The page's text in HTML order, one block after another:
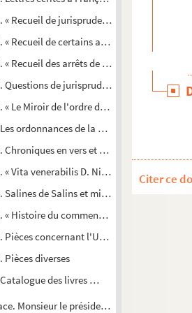
« Recueil de jurisprudence commencé le 1
« Recueil de certains arrests et raisons
« Recueil des arrêts de M. Terrier, conseiller
Questions de jurisprudence résolues par
« Le Miroir de l'ordre du Thoison d'or »,
ordonnances de la comté de
Chroniques en vers et en prose concernant
« Vita venerabilis D. Nicolai Eschii,
Salines de Salins et mines de Château-
« Histoire du commencement et causes
Pièces concernant l'Université de Besançon
Pièces diverses
des livres de M. Chiflet. 1755 »
Monsieur le président Bouhier a mis à
Citer ce